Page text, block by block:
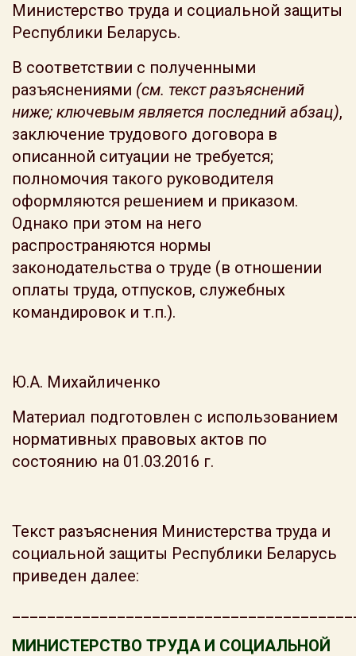
Министерство труда и социальной защиты
Республики Беларусь.
В соответствии с полученными
разъяснениями (см. текст разъяснений
ниже; ключевым является последний абзац),
заключение трудового договора в
описанной ситуации не требуется;
полномочия такого руководителя
оформляются решением и приказом.
Однако при этом на него
распространяются нормы
законодательства о труде (в отношении
оплаты труда, отпусков, служебных
командировок и т.п.).
Ю.А. Михайличенко
Материал подготовлен с использованием
нормативных правовых актов по
состоянию на 01.03.2016 г.
Текст разъяснения Министерства труда и
социальной защиты Республики Беларусь
приведен далее:
МИНИСТЕРСТВО ТРУДА И СОЦИАЛЬНОЙ